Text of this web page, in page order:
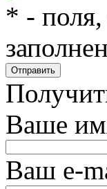
* -
Ваше
Ваш e-